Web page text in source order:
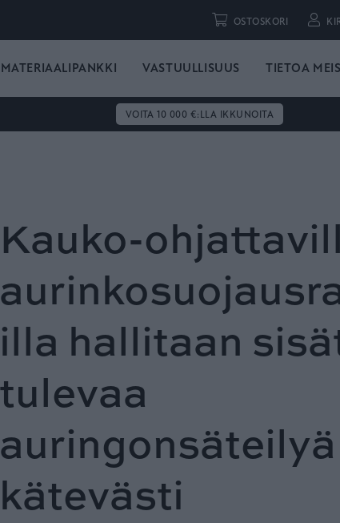
OSTOSKORI
MATERIAALIPANKKI VASTUULLISUUS TIETOA
VOITA 10 000 €:LLA IKKUNOITA
Kauko-
illa hallitaan
tulevaa
auringonsäteilyä
kätevästi